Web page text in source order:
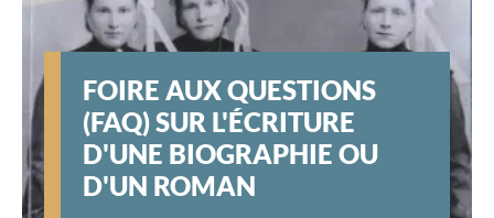
FOIRE AUX QUESTIONS
(FAQ) SUR L'ÉCRITURE
D'UNE BIOGRAPHIE OU
D'UN ROMAN